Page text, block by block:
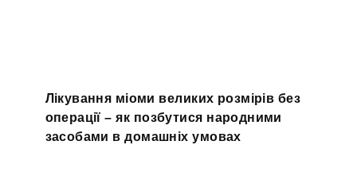
Лікування міоми великих розмірів без
операції – як позбутися народними
засобами в домашніх умовах